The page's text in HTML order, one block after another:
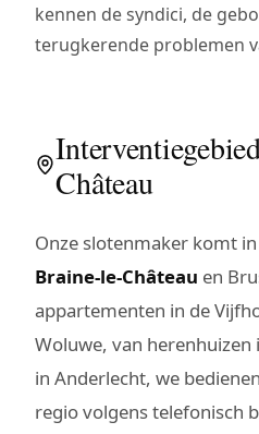
kennen de syndici, de
terugkerende problemen
Château
Onze slotenmaker komt in
Braine-le-Château en
appartementen in de
Woluwe, van herenhuizen
in Anderlecht, we
regio volgens telefonisch